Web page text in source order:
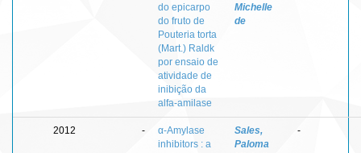
do epicarpo
do fruto de
Pouteria torta
(Mart.) Raldk
por ensaio de
atividade de
inibição da
alfa-amilase
Michelle
de
2012 -
α-Amylase
inhibitors : a
Sales,
Paloma
-